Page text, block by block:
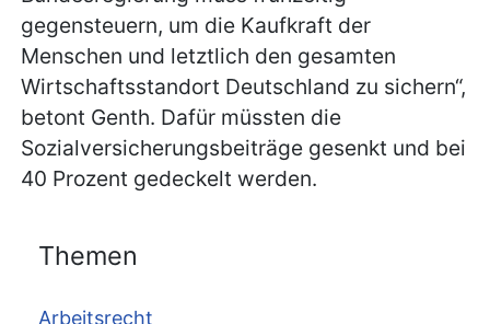
gegensteuern, um die Kaufkraft der
Menschen und letztlich den gesamten
Wirtschaftsstandort Deutschland zu sichern“,
betont Genth. Dafür müssten die
Sozialversicherungsbeiträge gesenkt und bei
40 Prozent gedeckelt werden.
Themen
Arbeitsrecht